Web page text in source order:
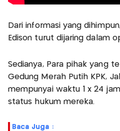
Dari informasi yang
Edison turut dijaring dalam
Sedianya, Para pihak yang
Gedung Merah Putih KPK,
mempunyai waktu 1 x 24
status hukum mereka.
Baca Juga :